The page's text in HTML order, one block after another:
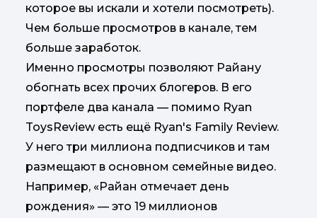
которое вы искали и хотели посмотреть).
Чем больше просмотров в канале, тем
больше заработок.
Именно просмотры позволяют Райану
обогнать всех прочих блогеров. В его
портфеле два канала — помимо Ryan
ToysReview есть ещё Ryan's Family Review.
У него три миллиона подписчиков и там
размещают в основном семейные видео.
Например, «Райан отмечает день
рождения» — это 19 миллионов